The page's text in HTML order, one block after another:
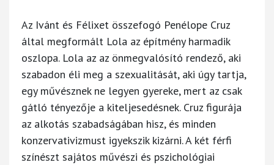
Az Ivánt és Félixet összefogó Penélope Cruz
által megformált Lola az építmény harmadik
oszlopa. Lola az az önmegvalósító rendező, aki
szabadon éli meg a szexualitását, aki úgy tartja,
egy művésznek ne legyen gyereke, mert az csak
gátló tényezője a kiteljesedésnek. Cruz figurája
az alkotás szabadságában hisz, és minden
konzervativizmust igyekszik kizárni. A két férfi
színészt sajátos művészi és pszichológiai